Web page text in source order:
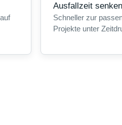
Ausfallzeit senken
Schneller zur
Projekte unter